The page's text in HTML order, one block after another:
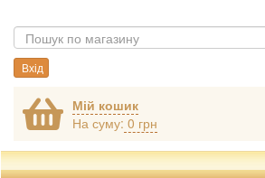
Вхід
Мій кошик
На суму: 0 грн